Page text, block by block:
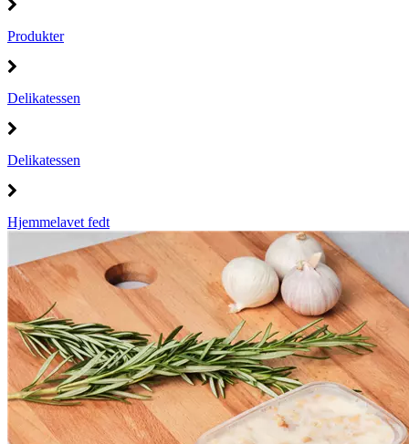
Produkter
Delikatessen
Delikatessen
Hjemmelavet fedt